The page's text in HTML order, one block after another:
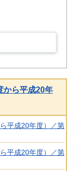
から平成20年
平成20年度）／第
平成20年度）／第